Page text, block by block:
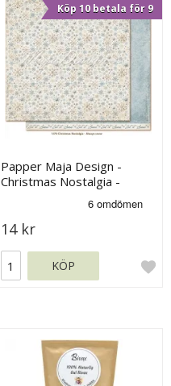
Köp 10 betala för 9
Papper Maja Design -
Christmas Nostalgia -
14 kr
KÖP